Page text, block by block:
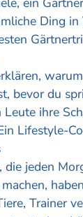
Ding
bevor du
ihre
Lifestyle-
die jeden
Trainer